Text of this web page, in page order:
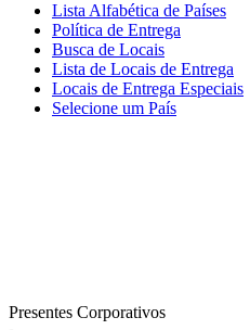
Lista Alfabética de Países
Política de Entrega
Busca de Locais
Lista de Locais de Entrega
Locais de Entrega Especiais
Selecione um País
Presentes Corporativos